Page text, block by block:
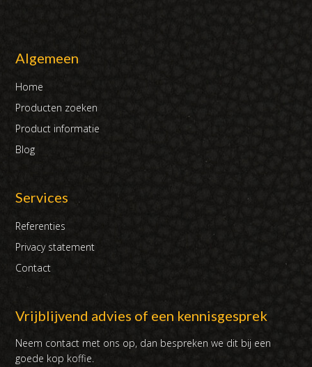
Algemeen
Home
Producten zoeken
Product informatie
Blog
Services
Referenties
Privacy statement
Contact
Vrijblijvend advies of een kennisgesprek
Neem contact met ons op, dan bespreken we dit bij een
goede kop koffie.